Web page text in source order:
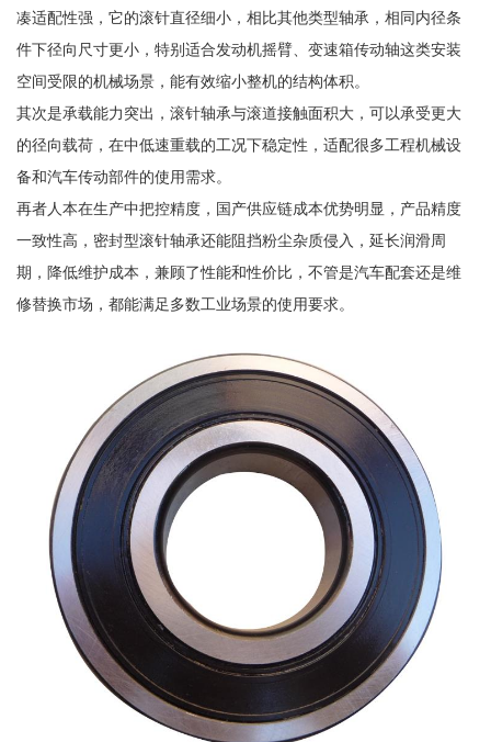
凑适配性强，它的滚针直径细小，相比其他类型轴承，相同内径条
件下径向尺寸更小，特别适合发动机摇臂、变速箱传动轴这类安装
空间受限的机械场景，能有效缩小整机的结构体积。
其次是承载能力突出，滚针轴承与滚道接触面积大，可以承受更大
的径向载荷，在中低速重载的工况下稳定性，适配很多工程机械设
备和汽车传动部件的使用需求。
再者人本在生产中把控精度，国产供应链成本优势明显，产品精度
一致性高，密封型滚针轴承还能阻挡粉尘杂质侵入，延长润滑周
期，降低维护成本，兼顾了性能和性价比，不管是汽车配套还是维
修替换市场，都能满足多数工业场景的使用要求。